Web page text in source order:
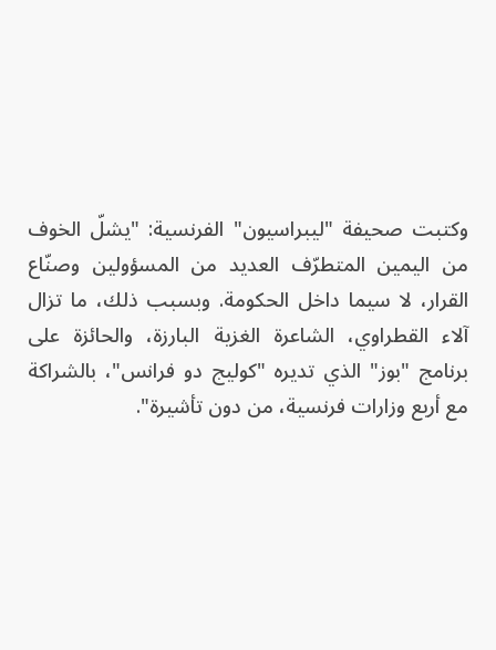
وكتبت صحيفة "ليبراسيون" الفرنسية: "يشلّ الخوف
من اليمين المتطرّف العديد من المسؤولين وصنّاع
القرار، لا سيما داخل الحكومة. وبسبب ذلك، ما تزال
آلاء القطراوي، الشاعرة الغزية البارزة، والحائزة على
برنامج "بوز" الذي تديره "كوليج دو فرانس"، بالشراكة
مع أربع وزارات فرنسية، من دون تأشيرة".